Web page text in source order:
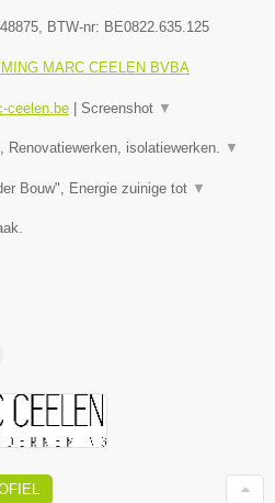
, BTW-nr: BE0822.635.125
MARC CEELEN BVBA
ceelen.be Screenshot ▼
Renovatiewerken, isolatiewerken. ▼
Bouw", Energie zuinige tot ▼